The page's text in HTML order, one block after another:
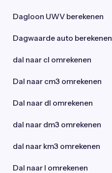
Dagloon UWV berekenen
Dagwaarde auto berekenen
dal naar cl omrekenen
Dal naar cm3 omrekenen
Dal naar dl omrekenen
dal naar dm3 omrekenen
dal naar km3 omrekenen
Dal naar l omrekenen